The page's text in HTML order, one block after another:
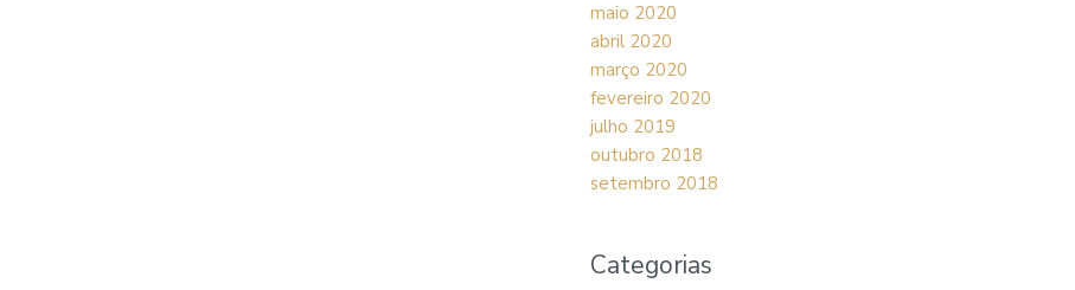
maio 2020
abril 2020
março 2020
fevereiro 2020
julho 2019
outubro 2018
setembro 2018
Categorias